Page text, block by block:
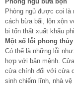
Phòng ngủ được coi là
cách bừa bãi, lộn xộn
bị tổn thất xuất khẩu
Một số lỗi phong
Có thể là những lỗi
hợp với bản mệnh.
cửa chính đối với cửa
sinh chiếm lĩnh, nhà vệ